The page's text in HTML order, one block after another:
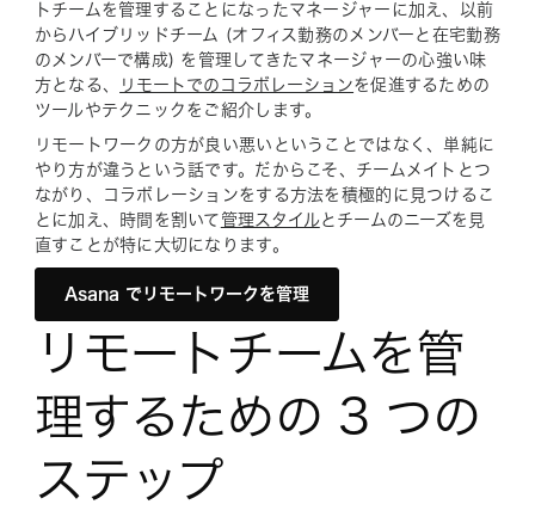
トチームを管理することになったマネージャーに加え、以前
からハイブリッドチーム (オフィス勤務のメンバーと在宅勤務
のメンバーで構成) を管理してきたマネージャーの心強い味
方となる、
リモートでのコラボレーションを促進するための
ツールやテクニックをご紹介します。
リモートワークの方が良い悪いということではなく、単純に
やり方が違うという話です。だからこそ、チームメイトとつ
ながり、コラボレーションをする方法を積極的に見つけるこ
とに加え、時間を割いて 管理スタイル とチームのニーズを見
直すことが特に大切になります。
Asana でリモートワークを管理
リモートチームを管
理するための 3 つの
ステップ